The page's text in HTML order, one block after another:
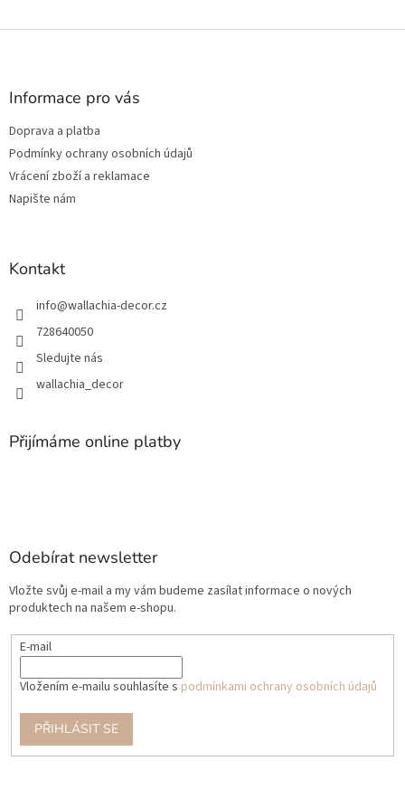
Z
Informace pro vás
Doprava a platba
Podmínky ochrany osobních údajů
Vrácení zboží a reklamace
Napište nám
Kontakt
info@wallachia-decor.cz
728640050
Sledujte nás
wallachia_decor
Přijímáme online platby
Odebírat newsletter
Vložte svůj e-mail a my vám budeme zasílat informace o nových
produktech na našem e-shopu.
E-mail
Vložením e-mailu souhlasíte s podmínkami ochrany osobních údajů
PŘIHLÁSIT SE